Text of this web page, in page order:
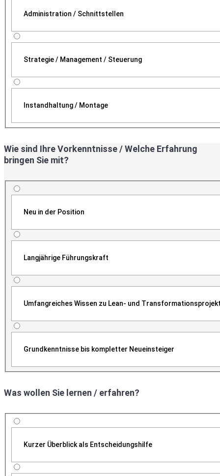
Administration / Schnittstellen
Strategie / Management / Steuerung
Instandhaltung / Montage
Wie sind Ihre Vorkenntnisse / Welche Erfahrung
bringen Sie mit?
Neu in der Position
Langjährige Führungskraft
Umfangreiches Wissen zu Lean- und
Grundkenntnisse bis kompletter Neueinsteiger
Was wollen Sie lernen / erfahren?
Kurzer Überblick als Entscheidungshilfe